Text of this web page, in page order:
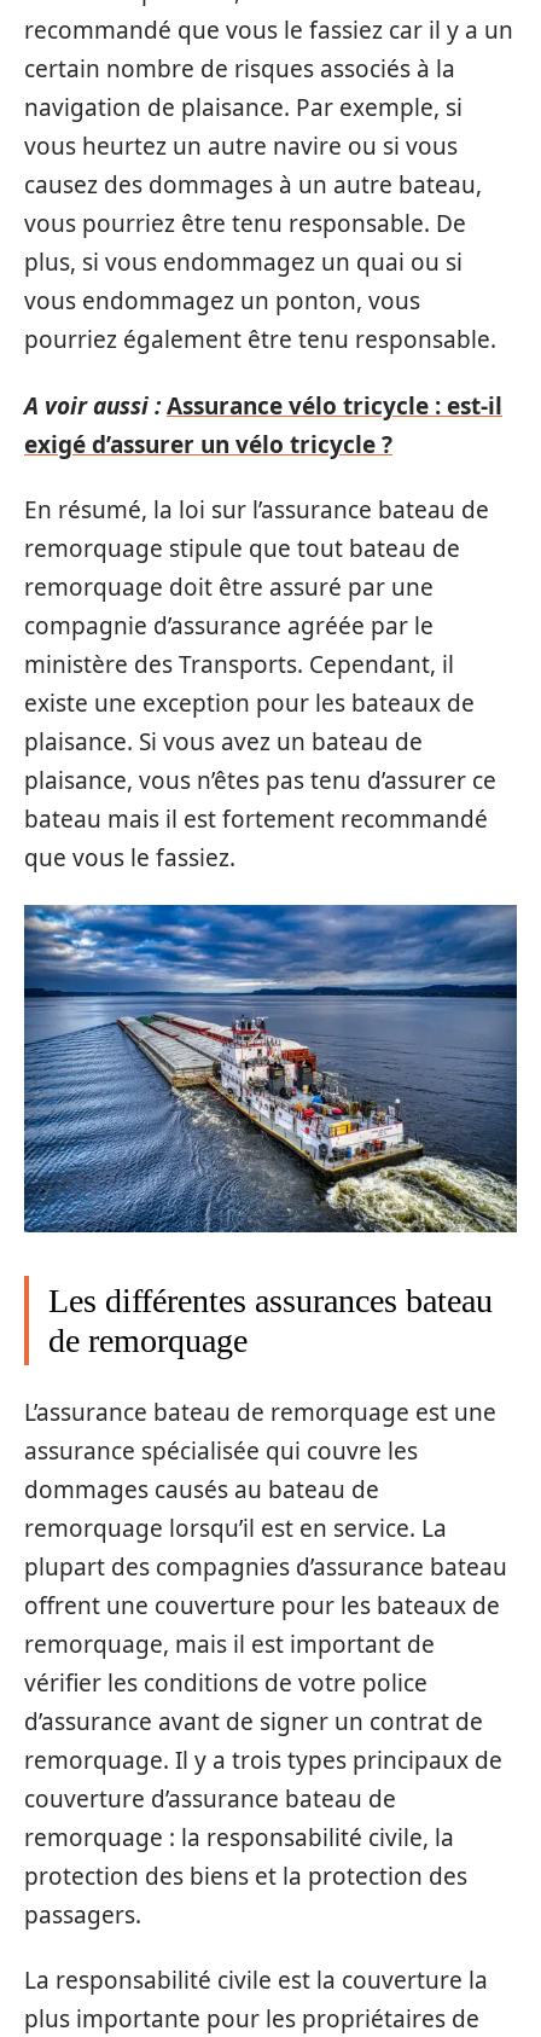
recommandé que vous le fassiez car il y a un
certain nombre de risques associés à la
navigation de plaisance. Par exemple, si
vous heurtez un autre navire ou si vous
causez des dommages à un autre bateau,
vous pourriez être tenu responsable. De
plus, si vous endommagez un quai ou si
vous endommagez un ponton, vous
pourriez également être tenu responsable.
A voir aussi :Assurance vélo tricycle : est-il
exigé d’assurer un vélo tricycle ?
En résumé, la loi sur l’assurance bateau de
remorquage stipule que tout bateau de
remorquage doit être assuré par une
compagnie d’assurance agréée par le
ministère des Transports. Cependant, il
existe une exception pour les bateaux de
plaisance. Si vous avez un bateau de
plaisance, vous n’êtes pas tenu d’assurer ce
bateau mais il est fortement recommandé
que vous le fassiez.
Les différentes assurances bateau
de remorquage
L’assurance bateau de remorquage est une
assurance spécialisée qui couvre les
dommages causés au bateau de
remorquage lorsqu’il est en service. La
plupart des compagnies d’assurance bateau
offrent une couverture pour les bateaux de
remorquage, mais il est important de
vérifier les conditions de votre police
d’assurance avant de signer un contrat de
remorquage. Il y a trois types principaux de
couverture d’assurance bateau de
remorquage : la responsabilité civile, la
protection des biens et la protection des
passagers.
La responsabilité civile est la couverture la
plus importante pour les propriétaires de